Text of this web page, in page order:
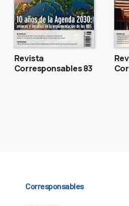
Revista
Corresponsables 83
Corresponsables